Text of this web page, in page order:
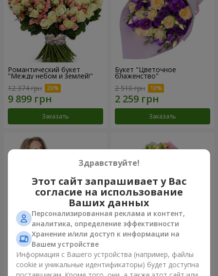
Романтический букет
"Между небом и землей!"
12 374 грн
Заказать
Букет "Цветочное
блаженство"
2 510 грн
Заказать
Букет "Королеве сердца"
2 510 грн
Микс "Планета роз" из 51
5 599 грн
Здравствуйте!
Этот сайт запрашивает у Вас
согласие на использование
Ваших данных
Персонализированная реклама и контент,
аналитика, определение эффективности
Хранение и/или доступ к информации на
Вашем устройстве
Информация с Вашего устройства (например, файлы
cookie и уникальные идентификаторы) будет доступна